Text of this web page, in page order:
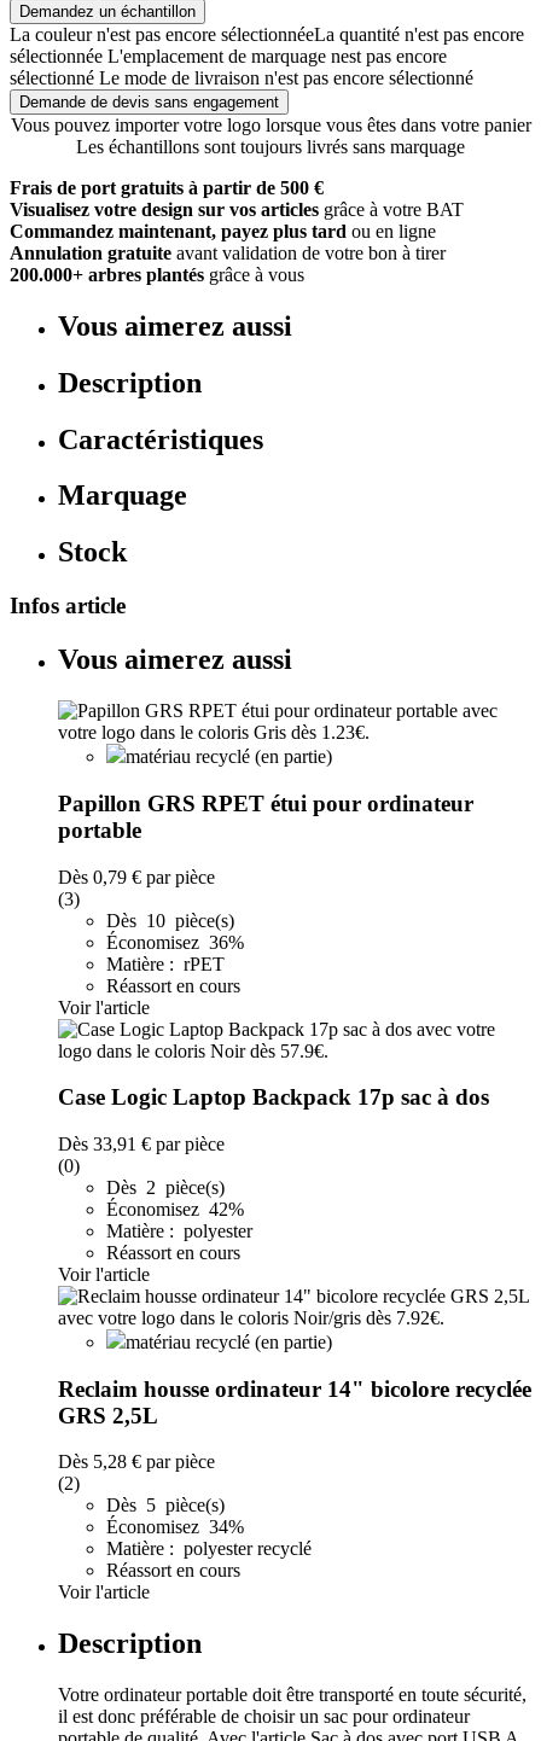
Demandez un échantillon
La couleur n'est pas encore sélectionnéeLa quantité n'est pas encore
sélectionnée L'emplacement de marquage nest pas encore
sélectionné Le mode de livraison n'est pas encore sélectionné
Demande de devis sans engagement
Vous pouvez importer votre logo lorsque vous êtes dans votre panier
Les échantillons sont toujours livrés sans marquage
Frais de port gratuits à partir de 500 €
Visualisez votre design sur vos articles grâce à votre BAT
Commandez maintenant, payez plus tard ou en ligne
Annulation gratuite avant validation de votre bon à tirer
200.000+ arbres plantés grâce à vous
Vous aimerez aussi
Description
Caractéristiques
Marquage
Stock
Infos article
Vous aimerez aussi
matériau recyclé (en partie)
Papillon GRS RPET étui pour ordinateur
portable
Dès 0,79 € par pièce
(3)
Dès 10 pièce(s)
Économisez 36%
Matière : rPET
Réassort en cours
Voir l'article
Case Logic Laptop Backpack 17p sac à dos
Dès 33,91 € par pièce
(0)
Dès 2 pièce(s)
Économisez 42%
Matière : polyester
Réassort en cours
Voir l'article
matériau recyclé (en partie)
Reclaim housse ordinateur 14" bicolore recyclée
GRS 2,5L
Dès 5,28 € par pièce
(2)
Dès 5 pièce(s)
Économisez 34%
Matière : polyester recyclé
Réassort en cours
Voir l'article
Description
Votre ordinateur portable doit être transporté en toute sécurité,
il est donc préférable de choisir un sac pour ordinateur